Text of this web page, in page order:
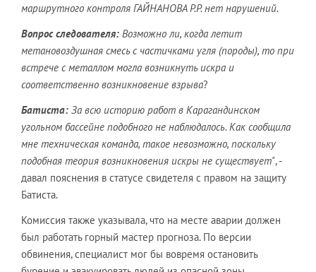
маршрутного контроля ГАЙНАНОВА P.Р. нет нарушений.
Вопрос следователя: Возможно ли, когда летит
метановоздушная смесь с частичками угля (породы), то при
встрече с металлом могла возникнуть искра и
соответственно возникновение взрыва?
Батиста: За всю историю работ в Карагандинском
угольном бассейне подобного не наблюдалось. Как сообщила
мне техническая команда, такое невозможно, поскольку
подобная теория возникновения искры не существует", -
давал пояснения в статусе свидетеля с правом на защиту
Батиста.
Комиссия также указывала, что на месте аварии должен
был работать горный мастер прогноза. По версии
обвинения, специалист мог бы вовремя остановить